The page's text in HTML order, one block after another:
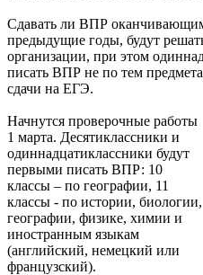
Сдавать ли ВПР
предыдущие годы, будут
организации, при этом
писать ВПР не по тем
сдачи на ЕГЭ.
Начнутся проверочные работы
1 марта. Десятиклассники и
одиннадцатиклассники будут
первыми писать ВПР: 10
классы – по географии, 11
классы - по истории, биологии,
географии, физике, химии и
иностранным языкам
(английский, немецкий или
французский).